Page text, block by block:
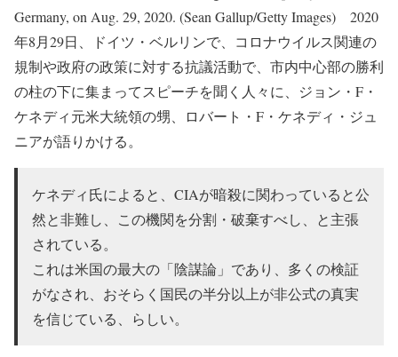
Germany, on Aug. 29, 2020. (Sean Gallup/Getty Images) 2020
年8月29日、ドイツ・ベルリンで、コロナウイルス関連の
規制や政府の政策に対する抗議活動で、市内中心部の勝利
の柱の下に集まってスピーチを聞く人々に、ジョン・F・
ケネディ元米大統領の甥、ロバート・F・ケネディ・ジュ
ニアが語りかける。
ケネディ氏によると、CIAが暗殺に関わっていると公
然と非難し、この機関を分割・破棄すべし、と主張
されている。
これは米国の最大の「陰謀論」であり、多くの検証
がなされ、おそらく国民の半分以上が非公式の真実
を信じている、らしい。